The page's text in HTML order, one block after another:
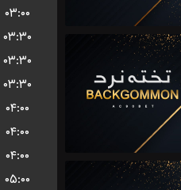
۰۳:۰۰
۰۳:۳۰
۰۳:۳۰
۰۳:۳۰
۰۴:۰۰
۰۴:۰۰
۰۴:۰۰
۰۵:۰۰